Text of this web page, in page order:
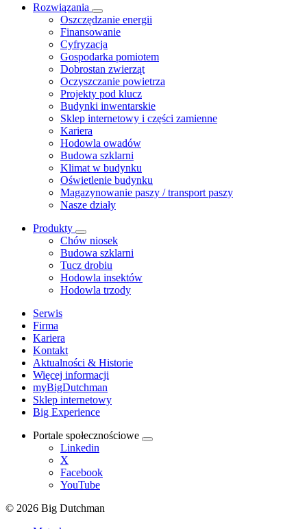
Rozwiązania
​Oszczędzanie energii
Finansowanie
Cyfryzacja
Gospodarka pomiotem
Dobrostan zwierząt
Oczyszczanie powietrza
Projekty pod klucz
Budynki inwentarskie
Sklep internetowy i części zamienne
Kariera
Hodowla owadów
Budowa szklarni
Klimat w budynku
Oświetlenie budynku
Magazynowanie paszy / transport paszy
Nasze działy
Produkty
Chów niosek
Budowa szklarni
Tucz drobiu
Hodowla insektów
Hodowla trzody
Serwis
Firma
Kariera
Kontakt
Aktualności & Historie
Więcej informacji
myBigDutchman
Sklep internetowy
Big Experience
Portale społecznościowe
Linkedin
X
Facebook
YouTube
© 2026 Big Dutchman